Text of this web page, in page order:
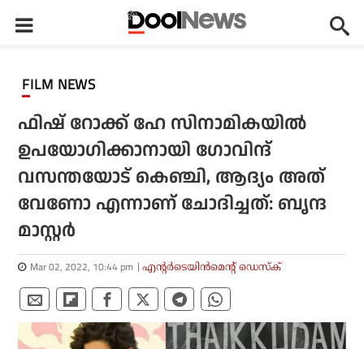
FILM NEWS
ഫിഷ് റോക്ക് ഹേ സിനാമികയില്‍
ഉപയോഗിക്കാനായി ഗോവിന്ദ്
വസന്തയോട് കെഞ്ചി, ആദ്യം അത്
വേണോ എന്നാണ് ചോദിച്ചത്: ബൃന്ദ
മാസ്റ്റര്‍
Mar 02, 2022, 10:44 pm എന്റര്‍ടെയിന്‍മെന്റ് ഡെസ്‌ക്